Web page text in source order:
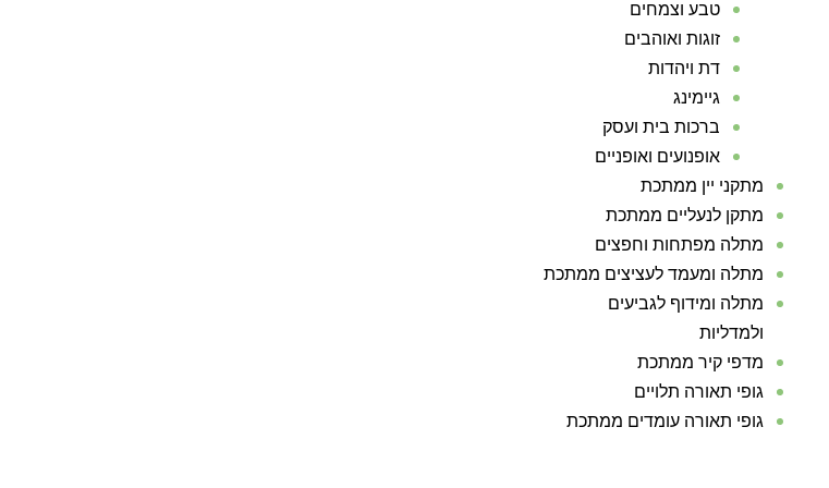
טבע וצמחים
זוגות ואוהבים
דת ויהדות
גיימינג
ברכות בית ועסק
אופנועים ואופניים
מתקני יין ממתכת
מתקן לנעליים ממתכת
מתלה מפתחות וחפצים
מתלה ומעמד לעציצים ממתכת
מתלה ומידוף לגביעים
ולמדליות
מדפי קיר ממתכת
גופי תאורה תלויים
גופי תאורה עומדים ממתכת